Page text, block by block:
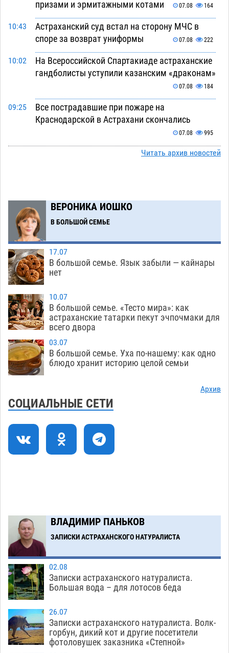
призами и эрмитажными котами 07.08 164
10:43
Астраханский суд встал на сторону МЧС в
споре за возврат униформы
07.08 222
10:02
На Всероссийской Спартакиаде астраханские
гандболисты уступили казанским «драконам»
07.08 184
09:25
Все пострадавшие при пожаре на
Краснодарской в Астрахани скончались
07.08 995
Астраханский суд оценил четыре удара по
19:36
Завтра астраханская жара вновь приблизится
к 40-градусному пределу
18:57
В Астрахани впервые открыли смену по
теории игр
18:23
В пятницу без электричества окажутся
Астрахань, Ахтубинск и 6 поселений
17:40
В астраханском поселке ведутся работы по
двум федеральным проектам
16:59
Модное дефиле собак и кошек пройдет в
Астрахани
06.08
набережной в Астрахани
Астрахани продолжают не верить, что их
торговые точки снесут
Загрузить еще
Читать архив новостей
ВЕРОНИКА ИОШКО
В БОЛЬШОЙ СЕМЬЕ
17.07
В большой семье. Язык забыли — кайнары
нет
10.07
В большой семье. «Тесто мира»: как
астраханские татарки пекут эчпочмаки для
всего двора
03.07
В большой семье. Уха по-нашему: как одно
блюдо хранит историю целой семьи
Архив
СОЦИАЛЬНЫЕ СЕТИ
ВЛАДИМИР ПАНЬКОВ
ЗАПИСКИ АСТРАХАНСКОГО НАТУРАЛИСТА
02.08
Записки астраханского натуралиста.
Большая вода – для лотосов беда
26.07
Записки астраханского натуралиста. Волк-
горбун, дикий кот и другие посетители
фотоловушек заказника «Степной»